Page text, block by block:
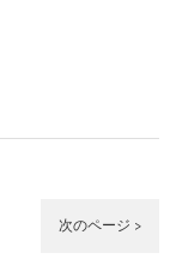
次のページ >